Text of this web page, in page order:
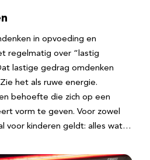
in opvoeding en
regelmatig over “lastig
lastige gedrag omdenken
het als ruwe energie.
behoefte die zich op een
vorm te geven. Voor zowel
voor kinderen geldt: alles wat…